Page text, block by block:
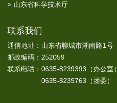
> 山东省科学技术厅
联系我们
通信地址：山东省聊城市湖南路1号
邮政编码：252059
联系电话：0635-8239393（办公室）
0635-8239763（团委）